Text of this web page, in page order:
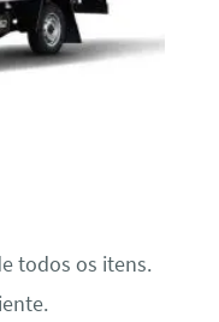
todos os itens.